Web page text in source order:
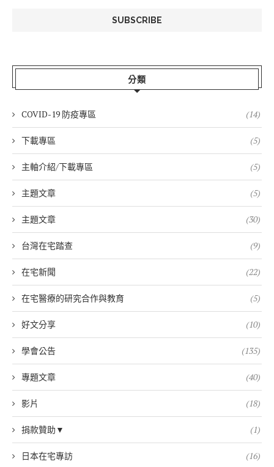
分類
COVID-19 防疫專區 (14)
下載專區 (5)
主軸介紹/下載專區 (5)
主題文章 (5)
主題文章 (30)
台灣在宅踏查 (9)
在宅新聞 (22)
在宅醫療的研究合作與教育 (5)
好文分享 (10)
學會公告 (135)
專題文章 (40)
影片 (18)
捐款贊助▼ (1)
日本在宅專訪 (16)